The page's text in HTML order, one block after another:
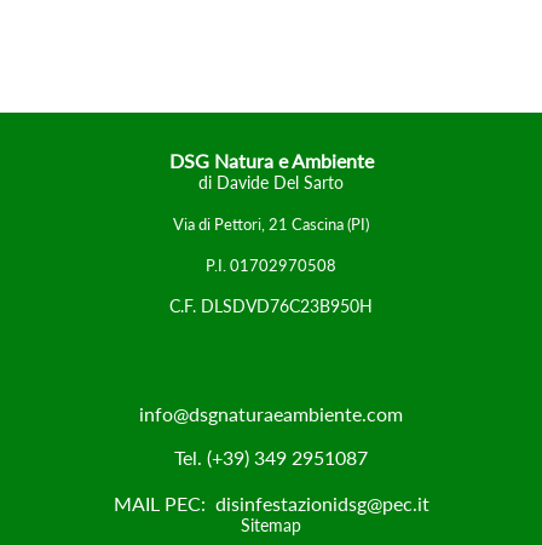
DSG Natura e Ambiente
di Davide Del Sarto
Via di Pettori, 21 Cascina (PI)
P.I. 01702970508
C.F. DLSDVD76C23B950H
info@dsgnaturaeambiente.com
Tel. (+39) 349 2951087
MAIL PEC: disinfestazionidsg@pec.it
Sitemap